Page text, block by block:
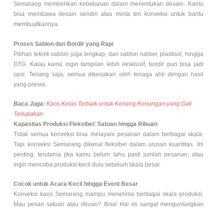
Semarang memberikan kebebasan dalam menentukan desain. Kamu
bisa membawa desain sendiri atau minta tim konveksi untuk bantu
membuatkannya.
Proses Sablon dan Bordir yang Rapi
Pilihan teknik sablon juga lengkap, dari sablon rubber, plastisol, hingga
DTG. Kalau kamu ingin tampilan lebih eksklusif, bordir pun bisa jadi
opsi. Tenang saja, semua dikerjakan oleh tenaga ahli dengan hasil
yang presisi.
Baca Juga: Kaos Kelas Terbaik untuk Kenang-Kenangan yang Gak
Terlupakan
Kapasitas Produksi Fleksibel: Satuan hingga Ribuan
Tidak semua konveksi bisa melayani pesanan dalam berbagai skala.
Tapi konveksi Semarang dikenal fleksibel dalam urusan kuantitas. Ini
penting, terutama jika kamu belum tahu pasti jumlah pesanan, atau
ingin mencoba produksi kecil dulu sebelum skala besar.
Cocok untuk Acara Kecil hingga Event Besar
Konveksi kaos Semarang mampu menerima berbagai skala produksi.
Mau pesan satuan atau ribuan? Bisa! Hal ini sangat menguntungkan